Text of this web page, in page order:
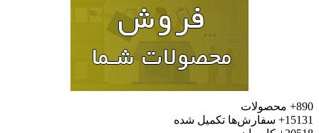
محصولات
سفارش‌ها تکمیل شده